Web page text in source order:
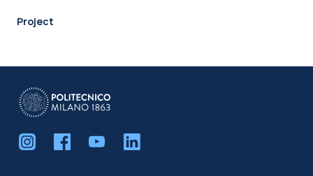
Project